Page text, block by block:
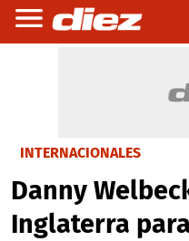
INTERNACIONALES
Danny
Inglaterra